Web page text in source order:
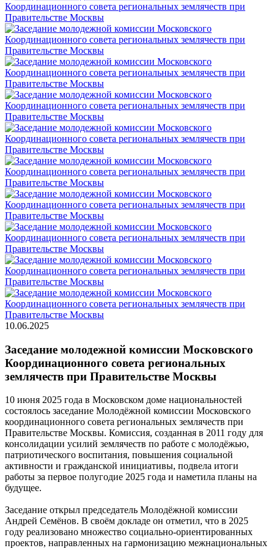
10.06.2025
Заседание молодежной комиссии Московского
Координационного совета региональных
землячеств при Правительстве Москвы
10 июня 2025 года в Московском доме национальностей
состоялось заседание Молодёжной комиссии Московского
координационного совета региональных землячеств при
Правительстве Москвы. Комиссия, созданная в 2011 году для
консолидации усилий землячеств по работе с молодёжью,
патриотического воспитания, повышения социальной
активности и гражданской инициативы, подвела итоги
работы за первое полугодие 2025 года и наметила планы на
будущее.
Заседание открыл председатель Молодёжной комиссии
Андрей Семёнов. В своём докладе он отметил, что в 2025
году реализовано множество социально-ориентированных
проектов, направленных на гармонизацию межнациональных